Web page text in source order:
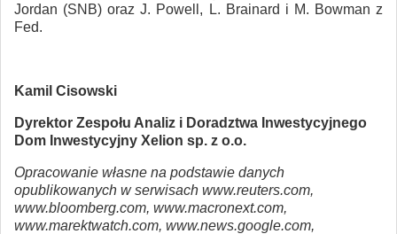
Jordan (SNB) oraz J. Powell, L. Brainard i M. Bowman z
Fed.
Kamil Cisowski
Dyrektor Zespołu Analiz i Doradztwa Inwestycyjnego
Dom Inwestycyjny Xelion sp. z o.o.
Opracowanie własne na podstawie danych
opublikowanych w serwisach www.reuters.com,
www.bloomberg.com, www.macronext.com,
www.marektwatch.com, www.news.google.com,